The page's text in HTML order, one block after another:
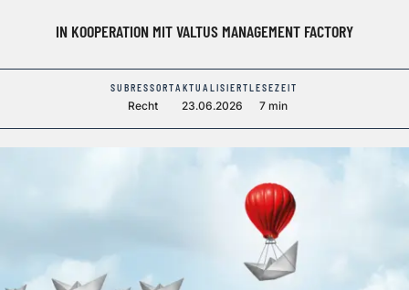
IN KOOPERATION MIT VALTUS MANAGEMENT FACTORY
SUBRESSORT
Recht
AKTUALISIERT
23.06.2026
LESEZEIT
7 min